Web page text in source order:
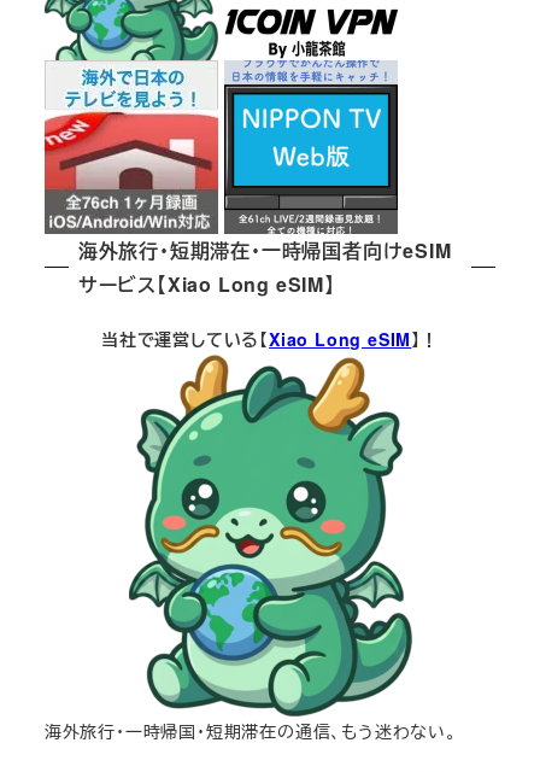
海外旅行・短期滞在・一時帰国者向けeSIM
サービス【Xiao Long eSIM】
当社で運営している【Xiao Long eSIM】！
海外旅行・一時帰国・短期滞在の通信、もう迷わない。